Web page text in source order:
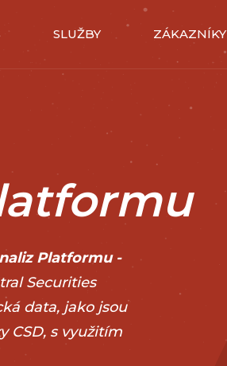
SLUŽBY ZÁKAZNÍKY
Platformu -
Securities
data, jako jsou
CSD, s využitím